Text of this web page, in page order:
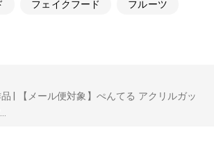
フェイクフード フルーツ
| 【メール便対象】ぺんてる アクリルガッ